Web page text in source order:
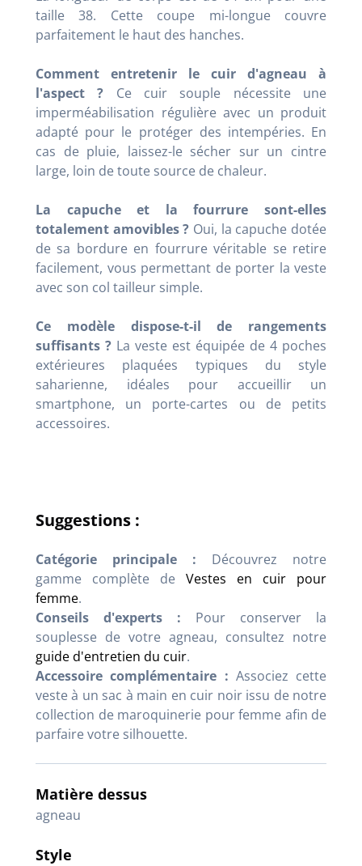
taille 38. Cette coupe mi-longue couvre
parfaitement le haut des hanches.
Comment entretenir le cuir d'agneau à
l'aspect ? Ce cuir souple nécessite une
imperméabilisation régulière avec un produit
adapté pour le protéger des intempéries. En
cas de pluie, laissez-le sécher sur un cintre
large, loin de toute source de chaleur.
La capuche et la fourrure sont-elles
totalement amovibles ? Oui, la capuche dotée
de sa bordure en fourrure véritable se retire
facilement, vous permettant de porter la veste
avec son col tailleur simple.
Ce modèle dispose-t-il de rangements
suffisants ? La veste est équipée de 4 poches
extérieures plaquées typiques du style
saharienne, idéales pour accueillir un
smartphone, un porte-cartes ou de petits
accessoires.
Suggestions :
Catégorie principale : Découvrez notre
gamme complète de Vestes en cuir pour
femme.
Conseils d'experts : Pour conserver la
souplesse de votre agneau, consultez notre
guide d'entretien du cuir.
Accessoire complémentaire : Associez cette
veste à un sac à main en cuir noir issu de notre
collection de maroquinerie pour femme afin de
parfaire votre silhouette.
Matière dessus
agneau
Style